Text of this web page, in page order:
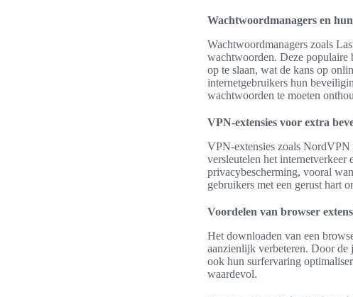
Wachtwoordmanagers en
Wachtwoordmanagers zoals
wachtwoorden. Deze populaire
op te slaan, wat de kans op
internetgebruikers hun
wachtwoorden te moeten
VPN-extensies voor extra
VPN-extensies zoals NordVPN
versleutelen het
privacybescherming, vooral
gebruikers met een gerust hart
Voordelen van browser
Het downloaden van een
aanzienlijk verbeteren. Door de
ook hun surfervaring
waardevol.